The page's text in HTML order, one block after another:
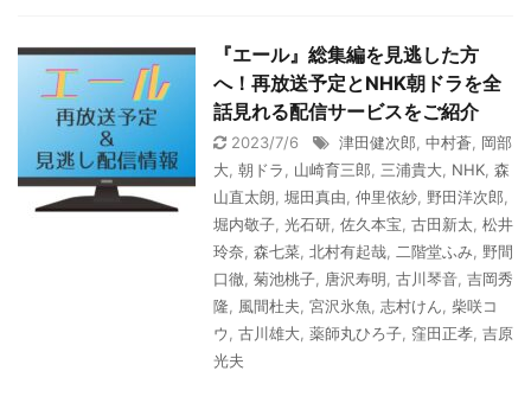
『エール』総集編を見逃した方
へ！再放送予定とNHK朝ドラを全
話見れる配信サービスをご紹介
2023/7/6 津田健次郎 中村蒼 岡部
大 朝ドラ 山崎育三郎 三浦貴大 NHK 森
山直太朗 堀田真由 仲里依紗 野田洋次郎
堀内敬子 光石研 佐久本宝 古田新太 松井
玲奈 森七菜 北村有起哉 二階堂ふみ 野間
口徹 菊池桃子 唐沢寿明 古川琴音 吉岡秀
隆
風間杜夫 宮沢氷魚 志村けん 柴咲コ
ウ
古川雄大 薬師丸ひろ子 窪田正孝 吉原
光夫